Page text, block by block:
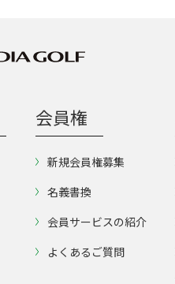
会員権
新規会員権募集
名義書換
会員サービスの紹介
よくあるご質問